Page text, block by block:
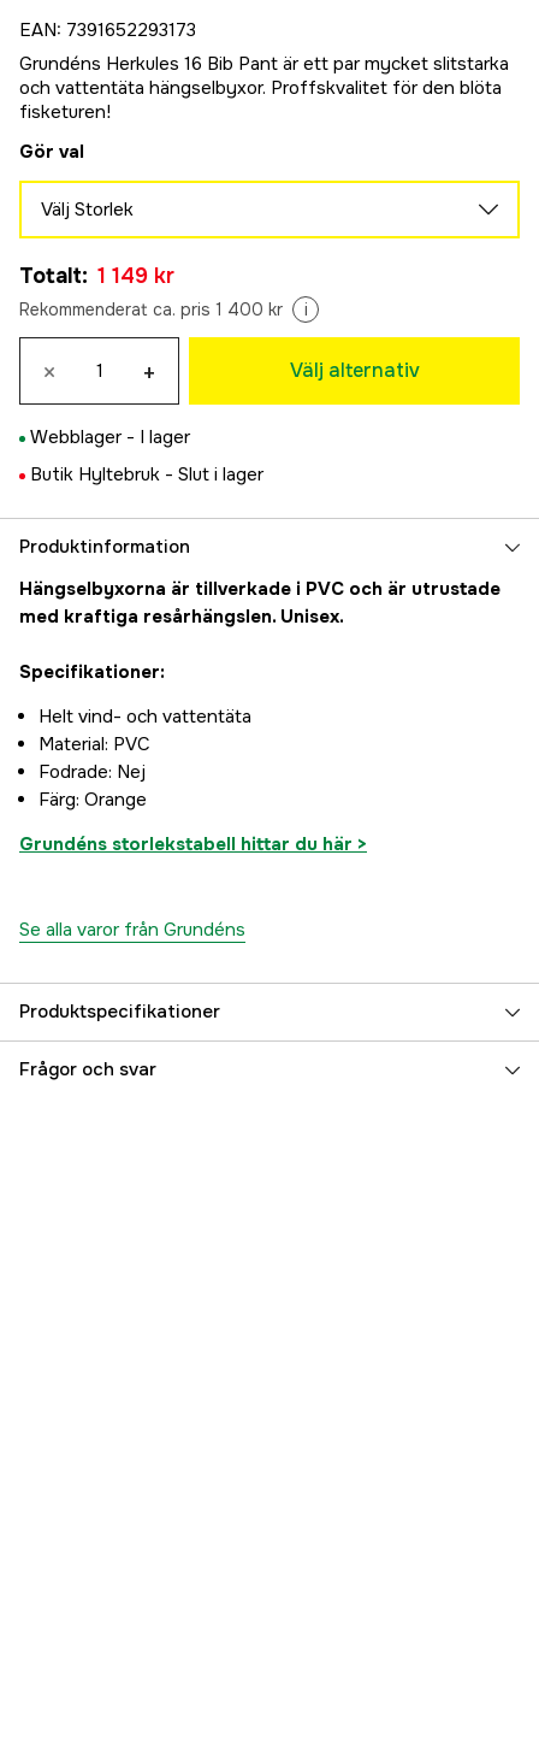
EAN: 7391652293173
Grundéns Herkules 16 Bib Pant är ett par mycket slitstarka
och vattentäta hängselbyxor. Proffskvalitet för den blöta
fisketuren!
Gör val
Välj Storlek
1 149 kr
L
1 149 kr
Totalt: 1 149 kr
Rekommenderat ca. pris 1 400 kr i
× + Välj alternativ
Webblager - I lager
Butik Hyltebruk - Slut i lager
Produktinformation
Hängselbyxorna är tillverkade i PVC och är utrustade
med kraftiga resårhängslen. Unisex.
Specifikationer:
Helt vind- och vattentäta
Material: PVC
Fodrade: Nej
Färg: Orange
Grundéns storlekstabell hittar du här >
Se alla varor från Grundéns
Produktspecifikationer
Color Orange
Frågor och svar